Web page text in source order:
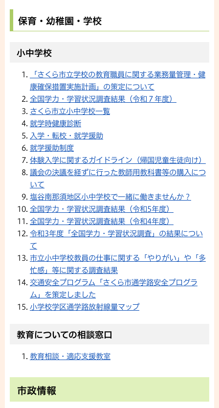
保育・幼稚園・学校
小中学校
「さくら市立学校の教育職員に関する業務量管理・健
康確保措置実施計画」の策定について
全国学力・学習状況調査結果（令和７年度）
さくら市立小中学校一覧
就学時健康診断
入学・転校・就学援助
就学援助制度
体験入学に関するガイドライン（帰国児童生徒向け）
議会の決議を経ずに行った教師用教科書等の購入につ
いて
塩谷南那須地区小中学校で一緒に働きませんか？
全国学力・学習状況調査結果（令和5年度）
全国学力・学習状況調査結果（令和4年度）
令和3年度「全国学力・学習状況調査」の結果につい
て
市立小中学校教員の仕事に関する「やりがい」や「多
忙感」等に関する調査結果
交通安全プログラム「さくら市通学路安全プログラ
ム」を策定しました
小学校学区通学路放射線量マップ
教育についての相談窓口
教育相談・適応支援教室
市政情報